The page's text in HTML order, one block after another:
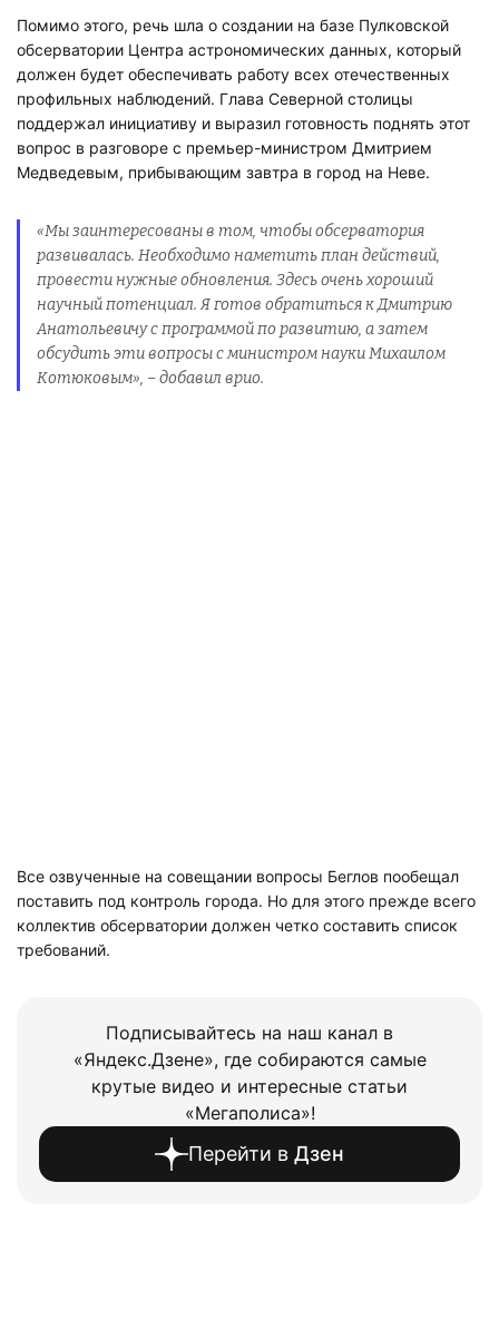
Помимо этого, речь шла о создании на базе Пулковской
обсерватории Центра астрономических данных, который
должен будет обеспечивать работу всех отечественных
профильных наблюдений. Глава Северной столицы
поддержал инициативу и выразил готовность поднять этот
вопрос в разговоре с премьер-министром Дмитрием
Медведевым, прибывающим завтра в город на Неве.
«Мы заинтересованы в том, чтобы обсерватория
развивалась. Необходимо наметить план действий,
провести нужные обновления. Здесь очень хороший
научный потенциал. Я готов обратиться к Дмитрию
Анатольевичу с программой по развитию, а затем
обсудить эти вопросы с министром науки Михаилом
Котюковым», – добавил врио.
Все озвученные на совещании вопросы Беглов пообещал
поставить под контроль города. Но для этого прежде всего
коллектив обсерватории должен четко составить список
требований.
Подписывайтесь на наш канал в
«Яндекс.Дзене», где собираются самые
крутые видео и интересные статьи
«Мегаполиса»!
Перейти в Дзен